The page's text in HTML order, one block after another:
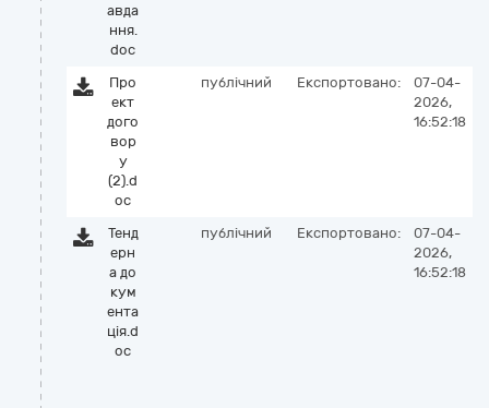
авда
ння.
doc
Про
ект
дого
вор
у
(2).d
oc
публічний Експортовано:
07-04-
2026,
16:52:18
Тенд
ерн
а до
кум
ента
ція.d
oc
публічний Експортовано:
07-04-
2026,
16:52:18